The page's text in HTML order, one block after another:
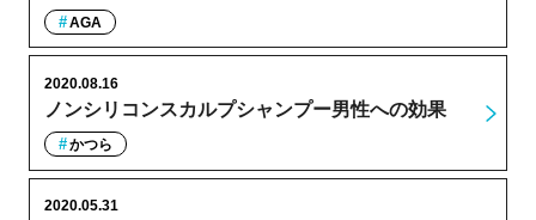
AGA
ノンシリコンスカルプシャンプー男性への効果
2020.08.16
かつら
2020.05.31